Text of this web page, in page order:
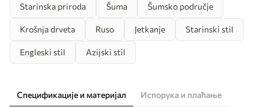
Starinska priroda Šuma Šumsko područje
Krošnja drveta Ruso Jetkanje Starinski stil
Engleski stil Azijski stil
Спецификације и материјал
Испорука и плаћање